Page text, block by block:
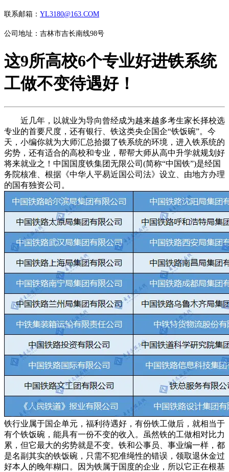
联系邮箱： YL3180@163.COM
公司地址：吉林市吉长南线98号
这9所高校6个专业好进铁系统
工做不变待遇好！
近几年，以就业为导向曾经成为越来越多考生家长择校选
专业的首要尺度，还有银行、铁这类央企国企“铁饭碗”。今
天，小编你就为大师汇总拾掇了铁系统的环境，进入铁系统的
劣势，还有适合的高校和专业，帮帮大师从高中升学就规划好
将来就业之！中国国度铁集团无限公司(简称“中国铁”)是经国
务院核准、根据《中华人平易近国公司法》设立、由地方办理
的国有独资公司。
铁行业属于国企单元，福利待遇好，有份铁工做后，就相当于
有个铁饭碗，能具有一份不变的收入。虽然铁的工做相对比力
累，但它最大的劣势就是不变。铁和公事员、事业编一样，都
是名副其实的铁饭碗，只需不犯准绳性的错误，领取退休金过
好本人的晚年糊口。因为铁属于国度的企业，所以它正在根基